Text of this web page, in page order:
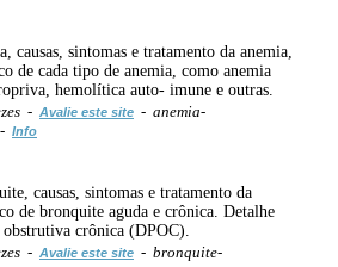
causas, sintomas e tratamento da anemia,
de cada tipo de anemia, como anemia
hemolítica auto- imune e outras.
- Avalie este site - anemia-
Info
causas, sintomas e tratamento da
de bronquite aguda e crônica. Detalhe
crônica (DPOC).
- Avalie este site - bronquite-